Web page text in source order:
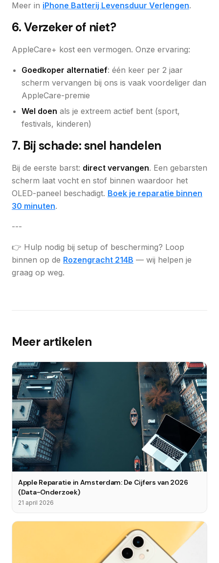
Meer in iPhone Batterij Levensduur Verlengen.
6. Verzeker of niet?
AppleCare+ kost een vermogen. Onze ervaring:
Goedkoper alternatief: één keer per 2 jaar
scherm vervangen bij ons is vaak voordeliger dan
AppleCare-premie
Wel doen als je extreem actief bent (sport,
festivals, kinderen)
7. Bij schade: snel handelen
Bij de eerste barst: direct vervangen. Een gebarsten
scherm laat vocht en stof binnen waardoor het
OLED-paneel beschadigt. Boek je reparatie binnen
30 minuten.
---
👉 Hulp nodig bij setup of bescherming? Loop
binnen op de Rozengracht 214B — wij helpen je
graag op weg.
Meer artikelen
Apple Reparatie in Amsterdam: De Cijfers van 2026
(Data-Onderzoek)
21 april 2026